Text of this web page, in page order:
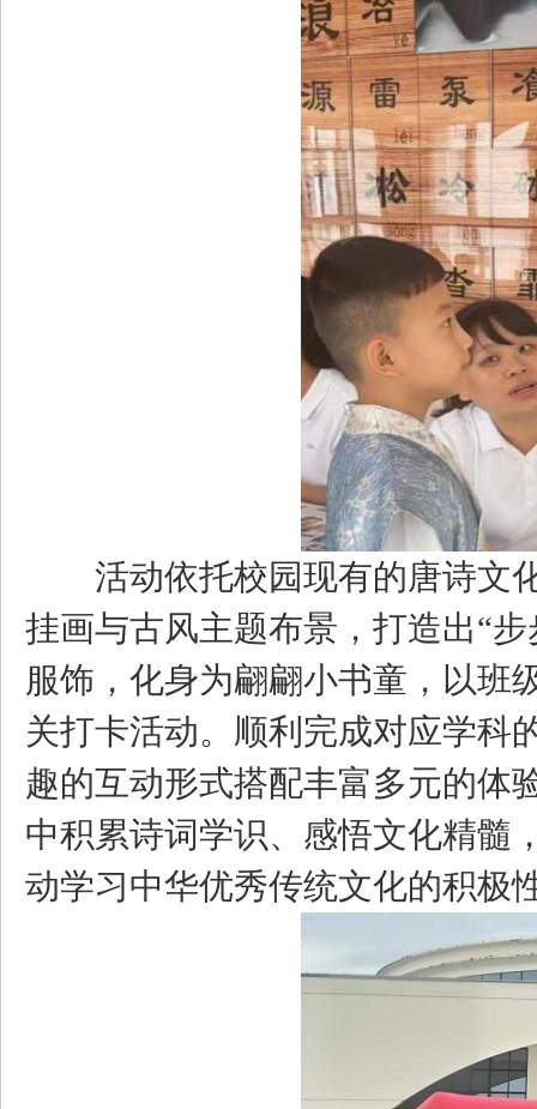
活动依托校园现有的唐诗文化
挂画与古风主题布景，打造出“
服饰，化身为翩翩小书童，以班
关打卡活动。顺利完成对应学科
趣的互动形式搭配丰富多元的体
中积累诗词学识、感悟文化精髓
动学习中华优秀传统文化的积极